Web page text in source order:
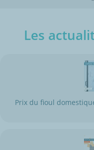
Les
Prix du fioul